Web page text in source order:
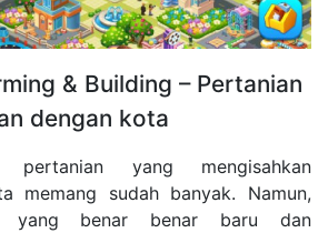
& Building – Pertanian
dengan kota
pertanian yang mengisahkan
memang sudah banyak. Namun,
yang benar benar baru dan